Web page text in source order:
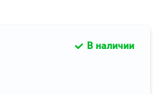
В наличии